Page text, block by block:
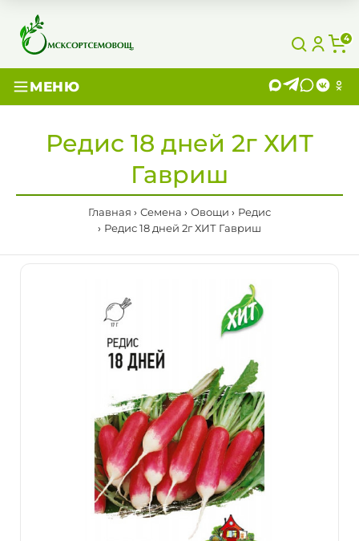
4
МЕНЮ
Редис 18 дней 2г ХИТ
Гавриш
Главная Семена Овощи
Редис
Редис 18 дней 2г ХИТ Гавриш